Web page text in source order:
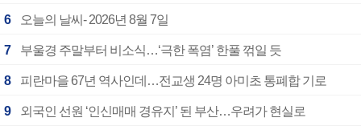
6 오늘의 날씨- 2026년 8월 7일
7 부울경 주말부터 비소식…‘극한 폭염’ 한풀 꺾일 듯
8 피란마을 67년 역사인데…전교생 24명 아미초 통폐합 기로
9 외국인 선원 ‘인신매매 경유지’ 된 부산…우려가 현실로